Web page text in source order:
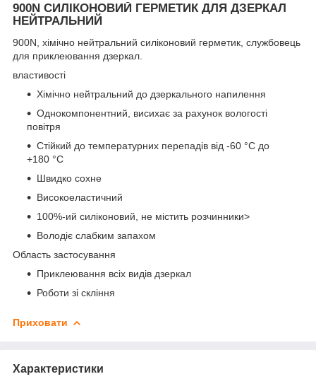
900N СИЛІКОНОВИЙ ГЕРМЕТИК ДЛЯ ДЗЕРКАЛ
НЕЙТРАЛЬНИЙ
900N, хімічно нейтральний силіконовий герметик, службовець
для приклеювання дзеркал.
властивості
Хімічно нейтральний до дзеркального напилення
Однокомпонентний, висихає за рахунок вологості
повітря
Стійкий до температурних перепадів від -60 °C до
+180 °C
Швидко сохне
Високоеластичний
100%-ий силіконовий, не містить розчинники>
Володіє слабким запахом
Область застосування
Приклеювання всіх видів дзеркал
Роботи зі скління
Приховати
Характеристики